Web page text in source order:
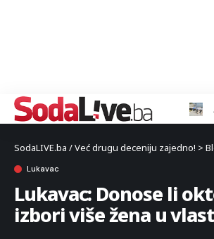
SodaLIVE.ba / Već drugu deceniju zajedno! >
Lukavac
Lukavac: Donose li
izbori više žena u